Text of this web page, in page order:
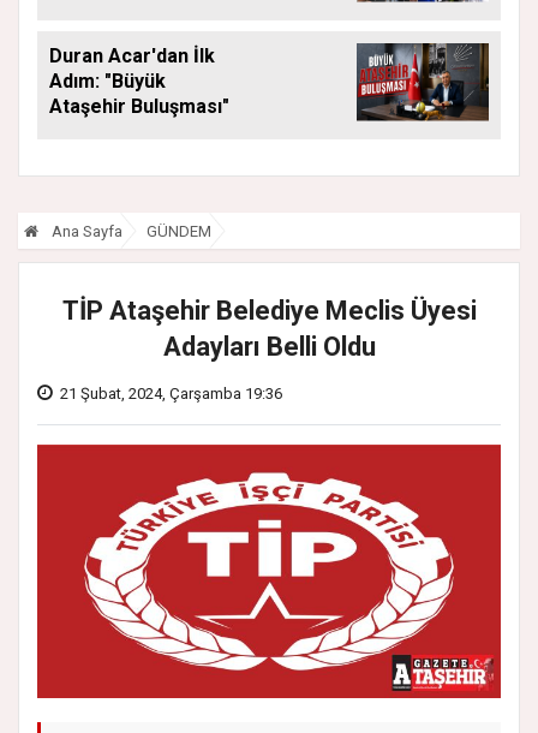
Duran Acar'dan İlk
Adım: "Büyük
Ataşehir Buluşması"
Ana Sayfa GÜNDEM
TİP Ataşehir Belediye Meclis Üyesi
Adayları Belli Oldu
21 Şubat, 2024, Çarşamba 19:36